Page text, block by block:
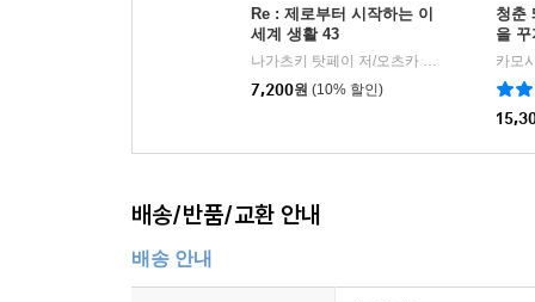
Re : 제로부터 시작하는 이
세계 생활 43
나가츠키 탓페이 저/오츠카 신이치로 그림 |
7,200원 (10% 할인)
청춘
을
드의
배송/반품/교환 안내
배송 안내